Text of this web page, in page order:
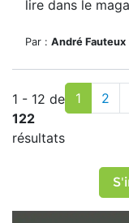
lire dans le
Par : André Fauteux
1 - 12 de
122
résultats
1 2